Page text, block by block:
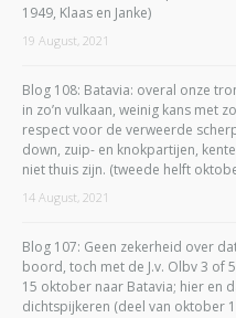
1949, Klaas en Janke)
19 August, 2021
Blog 108: Batavia: overal onze
in zo’n vulkaan, weinig kans met
respect voor de verweerde
down, zuip- en knokpartijen,
niet thuis zijn. (tweede helft
14 August, 2021
Blog 107: Geen zekerheid over
boord, toch met de J.v. Olbv 3 of
15 oktober naar Batavia; hier en
dichtspijkeren (deel van oktober